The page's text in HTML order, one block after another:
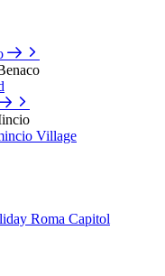
Village
Roma Capitol